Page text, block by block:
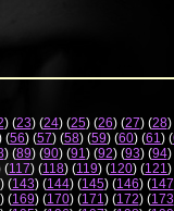
) (23) (24) (25) (26) (27) (28)
(56) (57) (58) (59) (60) (61) (
) (89) (90) (91) (92) (93) (94)
(117) (118) (119) (120) (121)
) (143) (144) (145) (146) (147
) (169) (170) (171) (172) (173